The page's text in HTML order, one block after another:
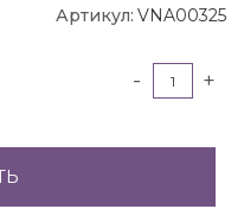
Артикул: VNA00325
- +